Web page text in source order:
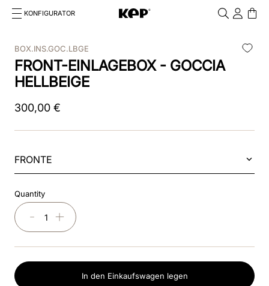
KONFIGURATOR
TOP SEARCHES
1.smart nova
2.nova
4.smart
5.box
pink
BOX.INS.GOC.LBGE
FRONT-EINLAGEBOX - GOCCIA
HELLBEIGE
300,00 €
FRONTE
Quantity
＋
－
In den Einkaufswagen legen